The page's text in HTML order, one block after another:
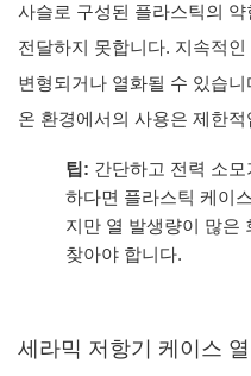
사슬로 구성된 플라스틱의
전달하지 못합니다. 지속적
변형되거나 열화될 수 있습
온 환경에서의 사용은 제한적
팁: 간단하고 전력 소
하다면 플라스틱 케이
지만 열 발생량이 많은
찾아야 합니다.
세라믹 저항기 케이스 열